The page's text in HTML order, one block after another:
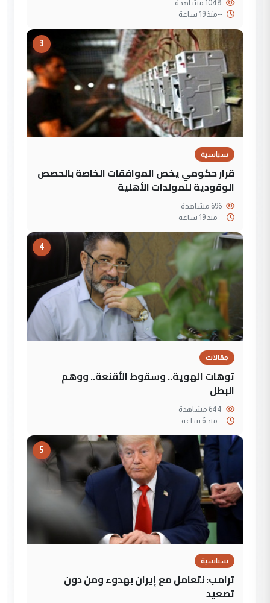
--منذ 19 ساعة
3
سياسية
قرار حكومي يخص الموافقات الخاصة بالحصص
الوقودية للمولدات الأهلية
--منذ 19 ساعة
4
مقالات
توهات الهوية.. وسقوط الأقنعة.. ووهم
البطل
--منذ 6 ساعة
5
سياسية
ترامب: نتعامل مع إيران بهدوء ومن دون
تصعيد